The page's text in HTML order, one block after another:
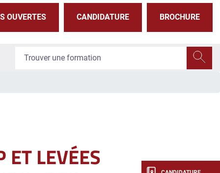
OUVERTES CANDIDATURE BROCHURE
ET LEVÉES